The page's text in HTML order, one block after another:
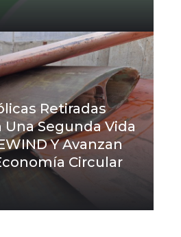
Retiradas
Segunda Vida
Y Avanzan
Circular